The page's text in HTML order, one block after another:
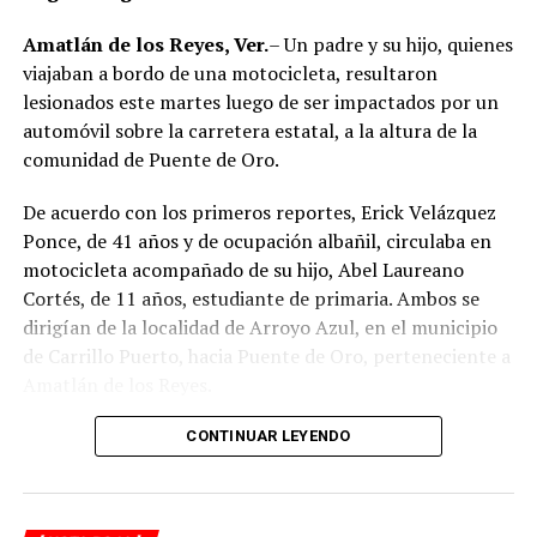
Amatlán de los Reyes, Ver.– Un padre y su hijo, quienes
viajaban a bordo de una motocicleta, resultaron
lesionados este martes luego de ser impactados por un
automóvil sobre la carretera estatal, a la altura de la
comunidad de Puente de Oro.
De acuerdo con los primeros reportes, Erick Velázquez
Ponce, de 41 años y de ocupación albañil, circulaba en
motocicleta acompañado de su hijo, Abel Laureano
Cortés, de 11 años, estudiante de primaria. Ambos se
dirigían de la localidad de Arroyo Azul, en el municipio
de Carrillo Puerto, hacia Puente de Oro, perteneciente a
El accidente ocurrió cuando, presuntamente, un
automóvil que circulaba detrás de la motocicleta los
impactó por alcance, provocando que ambos cayeran
sobre la carpeta asfáltica.
CONTINUAR LEYENDO